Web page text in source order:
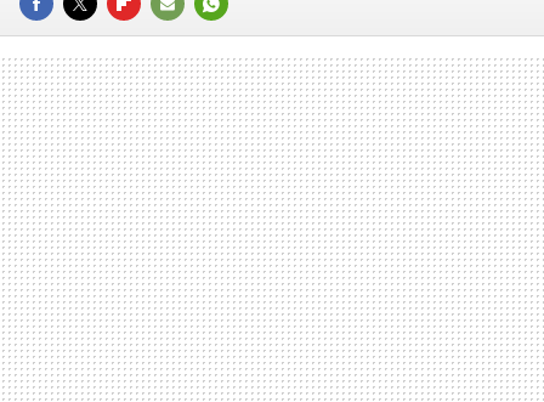
FACEBOOK
TWITTERFLIPBOARD
E-
MAIL
WHATSAPP